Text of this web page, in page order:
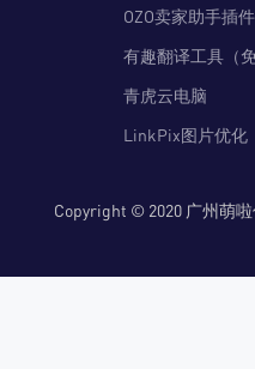
OZO卖家助手插件
有趣翻译工具（
青虎云电脑
LinkPix图片优化
Copyright © 2020 广州萌